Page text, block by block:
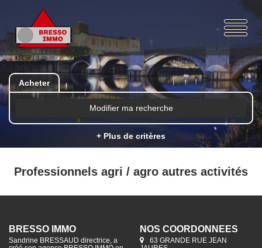
Acheter
Modifier ma recherche
+ Plus de critères
Professionnels agri / agro autres activités
BRESSO IMMO
Sandrine BRESSAUD directrice, a
NOS COORDONNÉES
63 GRANDE RUE JEAN